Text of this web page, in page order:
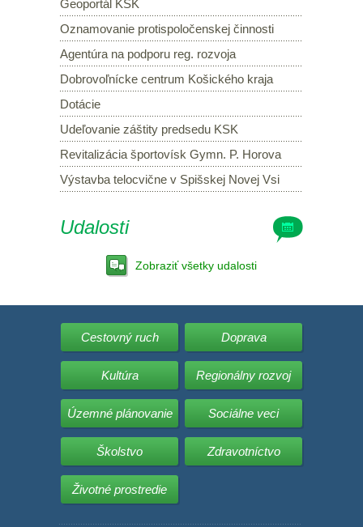
Geoportál KSK
Oznamovanie protispoločenskej činnosti
Agentúra na podporu reg. rozvoja
Dobrovoľnícke centrum Košického kraja
Dotácie
Udeľovanie záštity predsedu KSK
Revitalizácia športovísk Gymn. P. Horova
Výstavba telocvične v Spišskej Novej Vsi
Udalosti
Zobraziť všetky udalosti
Cestovný ruch Doprava
Kultúra Regionálny rozvoj
Územné plánovanie Sociálne veci
Školstvo Zdravotníctvo
Životné prostredie